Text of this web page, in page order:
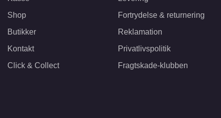
Shop
Butikker
Kontakt
Click & Collect
Fortrydelse & returnering
Reklamation
Privatlivspolitik
Fragtskade-klubben